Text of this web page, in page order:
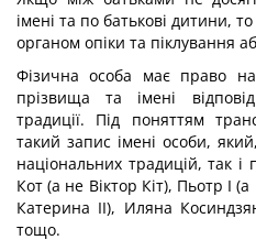
імені та по батькові дитини,
органом опіки та піклування
Фізична особа має право
прізвища та імені
традиції. Під поняттям
такий запис імені особи,
національних традицій, так
Кот (а не Віктор Кіт), Пьотр І
Катерина II), Иляна
тощо.